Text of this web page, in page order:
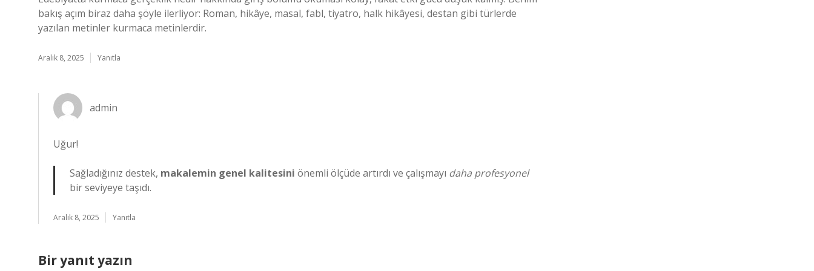
bakış açım biraz daha şöyle ilerliyor: Roman, hikâye, masal, fabl, tiyatro, halk hikâyesi, destan gibi türlerde
yazılan metinler kurmaca metinlerdir.
Aralık 8, 2025 Yanıtla
admin
Uğur!
Sağladığınız destek, makalemin genel kalitesini önemli ölçüde artırdı ve çalışmayı daha profesyonel
bir seviyeye taşıdı.
Aralık 8, 2025 Yanıtla
Bir yanıt yazın